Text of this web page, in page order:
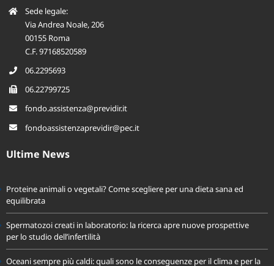
Sede legale:
Via Andrea Noale, 206
00155 Roma
C.F. 97168520589
06.2295693
06.22799725
fondo.assistenza@previdir.it
fondoassistenzaprevidir@pec.it
Ultime News
Proteine animali o vegetali? Come scegliere per una dieta sana ed
equilibrata
Spermatozoi creati in laboratorio: la ricerca apre nuove prospettive
per lo studio dell’infertilità
Oceani sempre più caldi: quali sono le conseguenze per il clima e per la